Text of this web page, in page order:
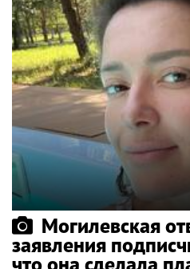
Могилевская
заявления